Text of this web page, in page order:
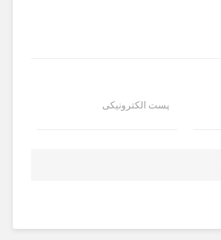
پست الکترونیکی